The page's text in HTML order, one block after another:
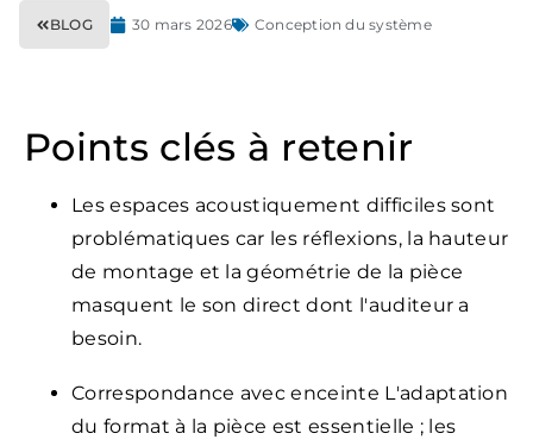
BLOG 30 mars 2026 Conception du système
Points clés à retenir
Les espaces acoustiquement difficiles sont
problématiques car les réflexions, la hauteur
de montage et la géométrie de la pièce
masquent le son direct dont l'auditeur a
besoin.
Correspondance avec enceinte L'adaptation
du format à la pièce est essentielle ; les